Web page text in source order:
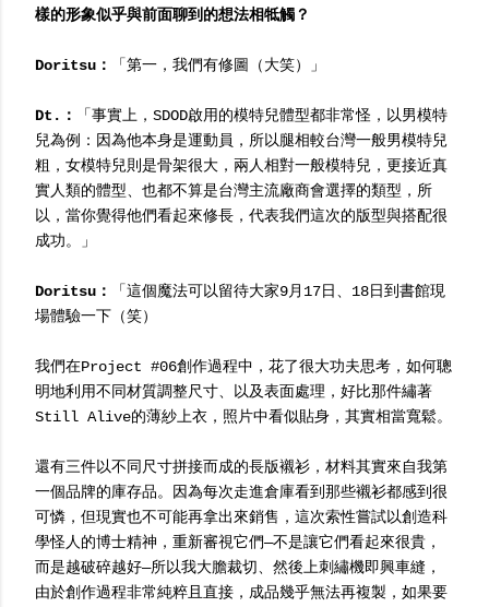
樣的形象似乎與前面聊到的想法相牴觸？
Doritsu： 「第一，我們有修圖（大笑）」
Dt.：
「事實上，SDOD啟用的模特兒體型都非常怪，以男模特
兒為例：因為他本身是運動員，所以腿相較台灣一般男模特兒
粗，女模特兒則是骨架很大，兩人相對一般模特兒，更接近真
實人類的體型、也都不算是台灣主流廠商會選擇的類型，所
以，當你覺得他們看起來修長，代表我們這次的版型與搭配很
成功。」
Doritsu：
「這個魔法可以留待大家9月17日、18日到書館現
場體驗一下（笑）
我們在Project #06創作過程中，花了很大功夫思考，如何聰
明地利用不同材質調整尺寸、以及表面處理，好比那件繡著
Still Alive的薄紗上衣，照片中看似貼身，其實相當寬鬆。
還有三件以不同尺寸拼接而成的長版襯衫，材料其實來自我第
一個品牌的庫存品。因為每次走進倉庫看到那些襯衫都感到很
可憐，但現實也不可能再拿出來銷售，這次索性嘗試以創造科
學怪人的博士精神，重新審視它們—不是讓它們看起來很貴，
而是越破碎越好—所以我大膽裁切、然後上刺繡機即興車縫，
由於創作過程非常純粹且直接，成品幾乎無法再複製，如果要